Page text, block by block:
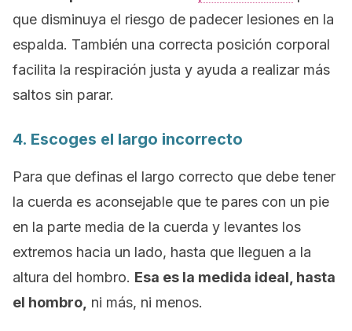
que disminuya el riesgo de padecer lesiones en la
espalda. También una correcta posición corporal
facilita la respiración justa y ayuda a realizar más
saltos sin parar.
4. Escoges el largo incorrecto
Para que definas el largo correcto que debe tener
la cuerda es aconsejable que te pares con un pie
en la parte media de la cuerda y levantes los
extremos hacia un lado, hasta que lleguen a la
altura del hombro. Esa es la medida ideal, hasta
el hombro, ni más, ni menos.